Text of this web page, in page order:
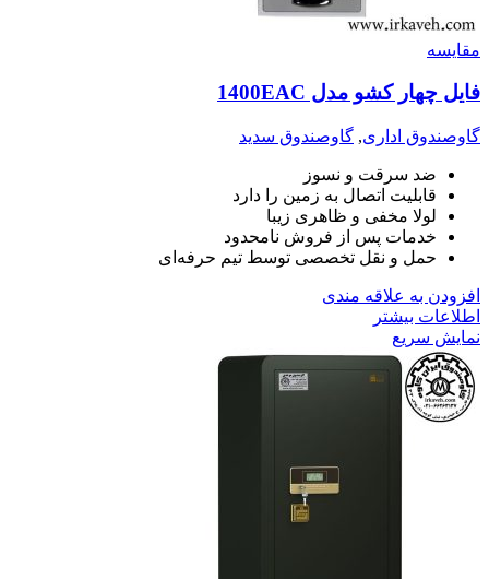
مقايسه
فایل چهار کشو مدل 1400EAC
گاوصندوق اداری, گاوصندوق سدید
ضد سرقت و نسوز
قابلیت اتصال به زمین را دارد
لولا مخفی و ظاهری زیبا
خدمات پس از فروش نامحدود
حمل و نقل تخصصی توسط تیم حرفه‌ای
افزودن به علاقه مندی
اطلاعات بیشتر
نمایش سریع